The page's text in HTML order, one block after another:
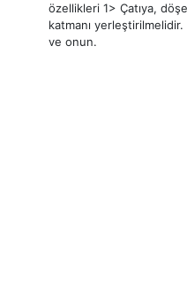
özellikleri 1> Çatıya,
katmanı yerleştirilmelidir.
ve onun.